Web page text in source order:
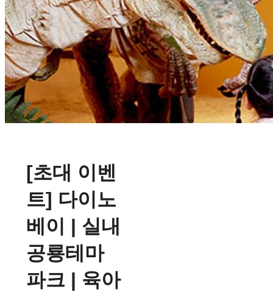
[초대 이벤
트] 다이노
베이 | 실내
공룡테마
파크 | 육아